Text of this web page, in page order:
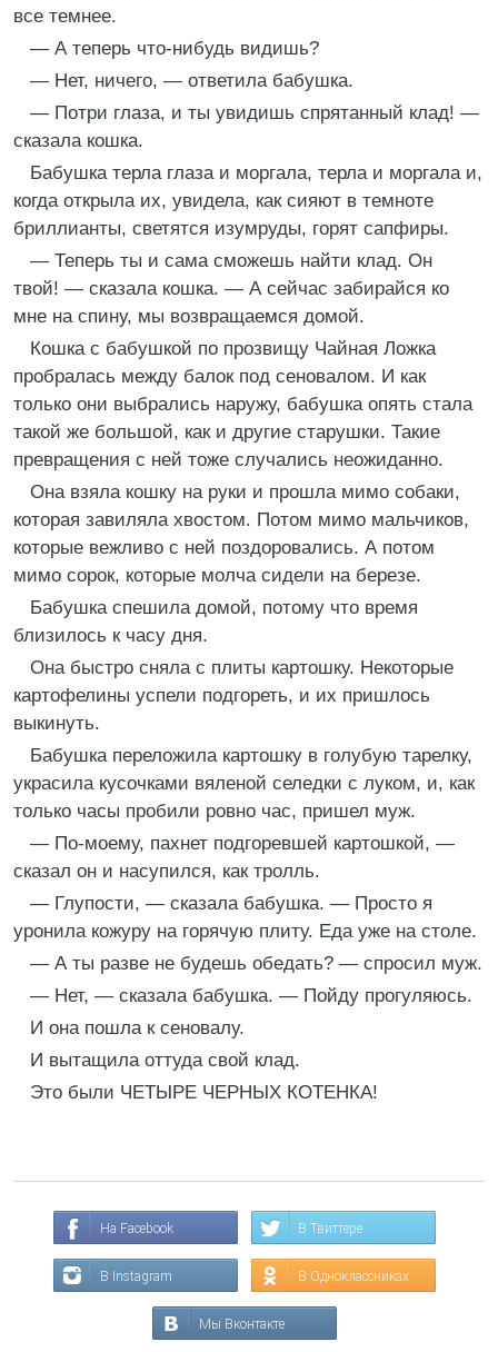
все темнее.
— А теперь что-нибудь видишь?
— Нет, ничего, — ответила бабушка.
— Потри глаза, и ты увидишь спрятанный клад! —
сказала кошка.
Бабушка терла глаза и моргала, терла и моргала и,
когда открыла их, увидела, как сияют в темноте
бриллианты, светятся изумруды, горят сапфиры.
— Теперь ты и сама сможешь найти клад. Он
твой! — сказала кошка. — А сейчас забирайся ко
мне на спину, мы возвращаемся домой.
Кошка с бабушкой по прозвищу Чайная Ложка
пробралась между балок под сеновалом. И как
только они выбрались наружу, бабушка опять стала
такой же большой, как и другие старушки. Такие
превращения с ней тоже случались неожиданно.
Она взяла кошку на руки и прошла мимо собаки,
которая завиляла хвостом. Потом мимо мальчиков,
которые вежливо с ней поздоровались. А потом
мимо сорок, которые молча сидели на березе.
Бабушка спешила домой, потому что время
близилось к часу дня.
Она быстро сняла с плиты картошку. Некоторые
картофелины успели подгореть, и их пришлось
выкинуть.
Бабушка переложила картошку в голубую тарелку,
украсила кусочками вяленой селедки с луком, и, как
только часы пробили ровно час, пришел муж.
— По-моему, пахнет подгоревшей картошкой, —
сказал он и насупился, как тролль.
— Глупости, — сказала бабушка. — Просто я
уронила кожуру на горячую плиту. Еда уже на столе.
— А ты разве не будешь обедать? — спросил муж.
— Нет, — сказала бабушка. — Пойду прогуляюсь.
И она пошла к сеновалу.
И вытащила оттуда свой клад.
Это были ЧЕТЫРЕ ЧЕРНЫХ КОТЕНКА!
На Facebook В Твиттере
В Instagram В Одноклассниках
Мы Вконтакте